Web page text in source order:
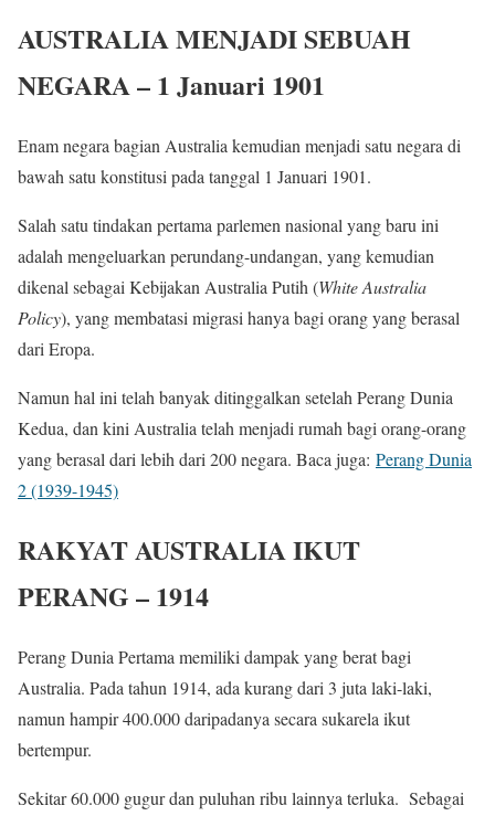
AUSTRALIA MENJADI SEBUAH
NEGARA – 1 Januari 1901
Enam negara bagian Australia kemudian menjadi satu negara di
bawah satu konstitusi pada tanggal 1 Januari 1901.
Salah satu tindakan pertama parlemen nasional yang baru ini
adalah mengeluarkan perundang-undangan, yang kemudian
dikenal sebagai Kebijakan Australia Putih (White Australia
Policy), yang membatasi migrasi hanya bagi orang yang berasal
dari Eropa.
Namun hal ini telah banyak ditinggalkan setelah Perang Dunia
Kedua, dan kini Australia telah menjadi rumah bagi orang-orang
yang berasal dari lebih dari 200 negara. Baca juga: Perang Dunia
2 (1939-1945)
RAKYAT AUSTRALIA IKUT
PERANG – 1914
Perang Dunia Pertama memiliki dampak yang berat bagi
Australia. Pada tahun 1914, ada kurang dari 3 juta laki-laki,
namun hampir 400.000 daripadanya secara sukarela ikut
bertempur.
Sekitar 60.000 gugur dan puluhan ribu lainnya terluka. Sebagai